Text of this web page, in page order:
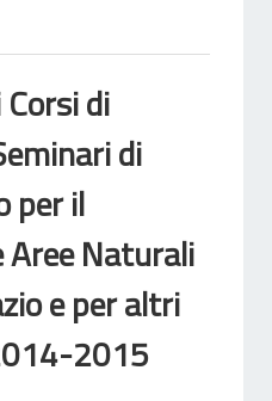
di
di
per il
Aree Naturali
e per altri
2015